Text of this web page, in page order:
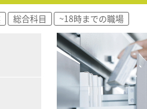
総合科目 ~18時までの職場